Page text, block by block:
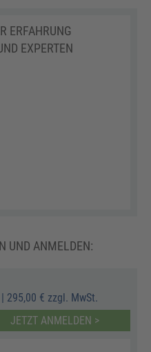
ERFAHRUNG
EXPERTEN
UND ANMELDEN:
295,00 € zzgl. MwSt.
JETZT ANMELDEN >